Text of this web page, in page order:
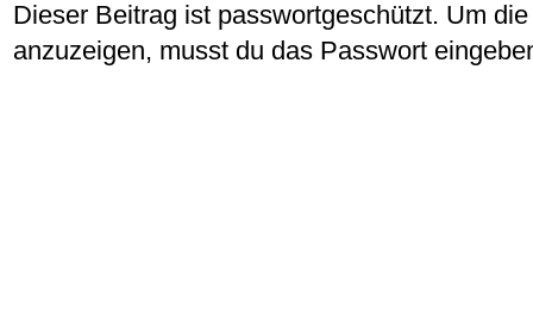
Dieser Beitrag ist passwortgeschützt. Um
anzuzeigen, musst du das Passwort